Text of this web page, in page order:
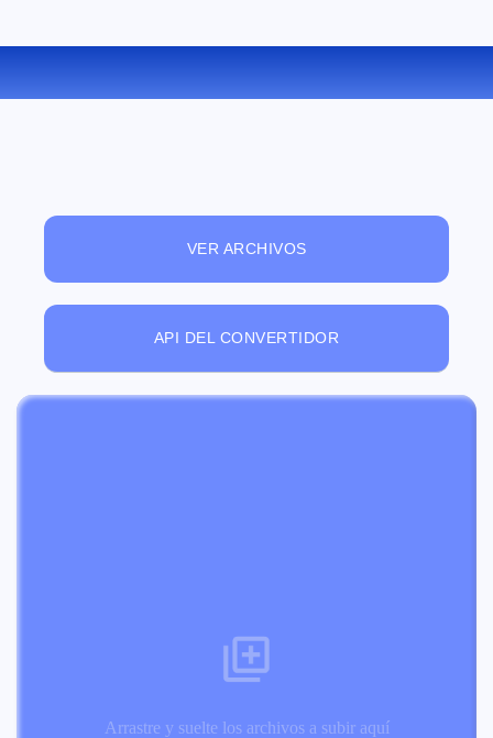
CONVERTIR M4V A 3GP ONLINE
VER ARCHIVOS
API DEL CONVERTIDOR
Arrastre y suelte los archivos a subir aquí